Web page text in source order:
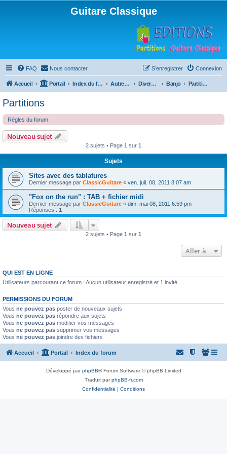
Guitare Classique
FAQ Nous contacter Connexion
S’enregistrer
Accueil Portail Index du forum Autres instruments à cordes pincées, ou styles Divers instruments Banjo Partitions
Partitions
Règles du forum
Nouveau sujet
2 sujets • Page 1 sur 1
Sujets
Sites avec des tablatures
Dernier message par ClassicGuitare « ven. juil. 08, 2011 8:07 am
"Fox on the run" : TAB + fichier midi
Dernier message par ClassicGuitare « dim. mai 08, 2011 6:59 pm
Réponses : 1
Nouveau sujet
2 sujets • Page 1 sur 1
Aller à
QUI EST EN LIGNE
Utilisateurs parcourant ce forum : Aucun utilisateur enregistré et 1 invité
PERMISSIONS DU FORUM
Vous ne pouvez pas poster de nouveaux sujets
Vous ne pouvez pas répondre aux sujets
Vous ne pouvez pas modifier vos messages
Vous ne pouvez pas supprimer vos messages
Vous ne pouvez pas joindre des fichiers
Accueil Portail Index du forum
Développé parphpBB® Forum Software © phpBB Limited
Traduit parphpBB-fr.com
Confidentialité | Conditions